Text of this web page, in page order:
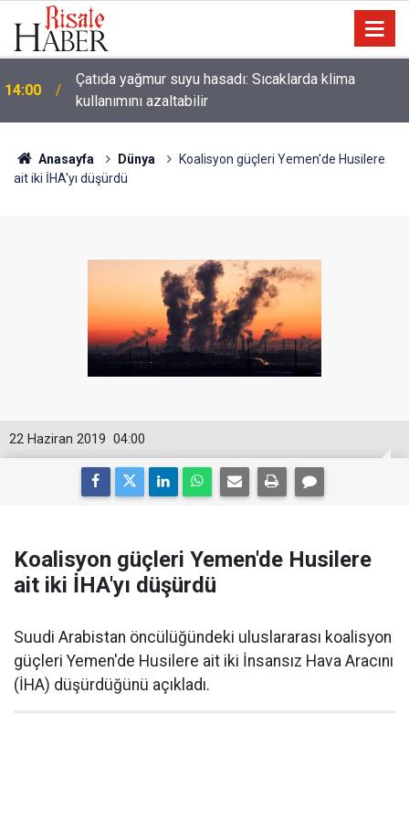
14:00
Çatıda yağmur suyu hasadı: Sıcaklarda klima
kullanımını azaltabilir
Anasayfa Dünya
Koalisyon güçleri Yemen'de Husilere
ait iki İHA'yı düşürdü
04:00
22 Haziran 2019
Koalisyon güçleri Yemen'de Husilere
ait iki İHA'yı düşürdü
Suudi Arabistan öncülüğündeki uluslararası koalisyon
güçleri Yemen'de Husilere ait iki İnsansız Hava Aracını
(İHA) düşürdüğünü açıkladı.